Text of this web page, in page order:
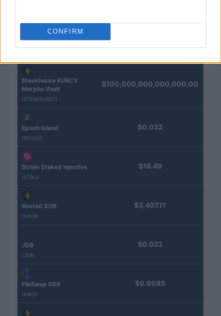
CONFIRM
Kinza Babylon Staked
BTC
Steakhouse EURCV
Morpho Vault
(STEAKEURCV)
$100,000,000,000,000.00
Epoch Island
(EPOCH)
$0.032
Stride Staked Injective
(STINJ)
$16.49
Vested XOR
(VXOR)
$3,407.11
JDB
(JDB)
$0.022
FibSwap DEX
(FIBO)
$0.0085